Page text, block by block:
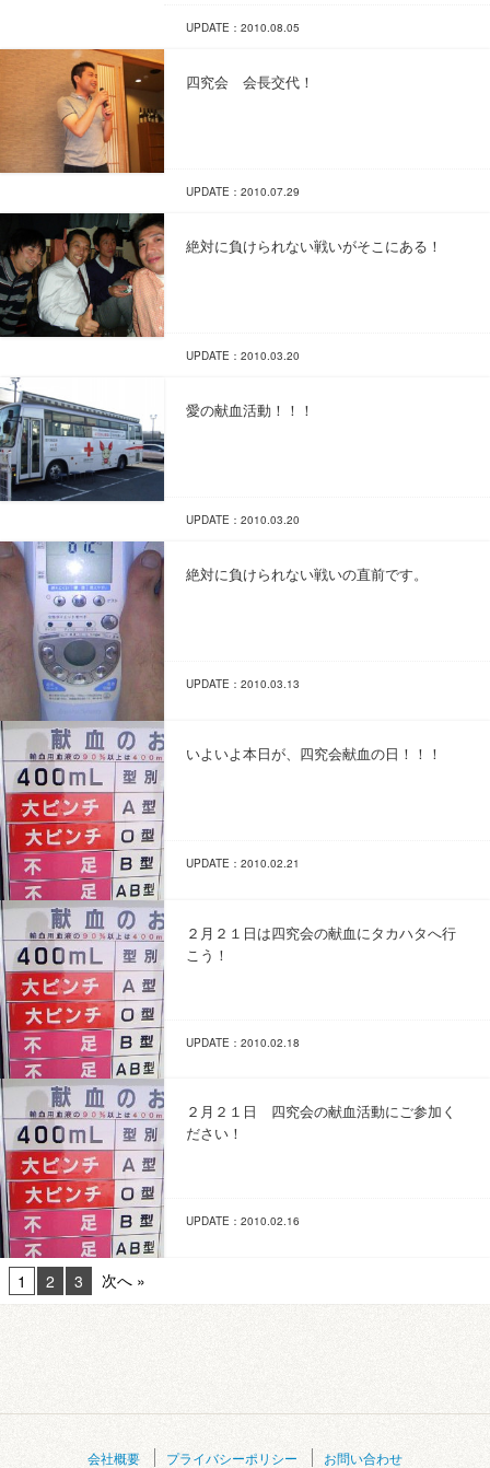
UPDATE：2010.08.05
四究会 会長交代！
UPDATE：2010.07.29
絶対に負けられない戦いがそこにある！
UPDATE：2010.03.20
愛の献血活動！！！
UPDATE：2010.03.20
絶対に負けられない戦いの直前です。
UPDATE：2010.03.13
いよいよ本日が、四究会献血の日！！！
UPDATE：2010.02.21
２月２１日は四究会の献血にタカハタへ行
こう！
UPDATE：2010.02.18
２月２１日 四究会の献血活動にご参加く
ださい！
UPDATE：2010.02.16
1 2 3 次へ »
会社概要 プライバシーポリシー お問い合わせ